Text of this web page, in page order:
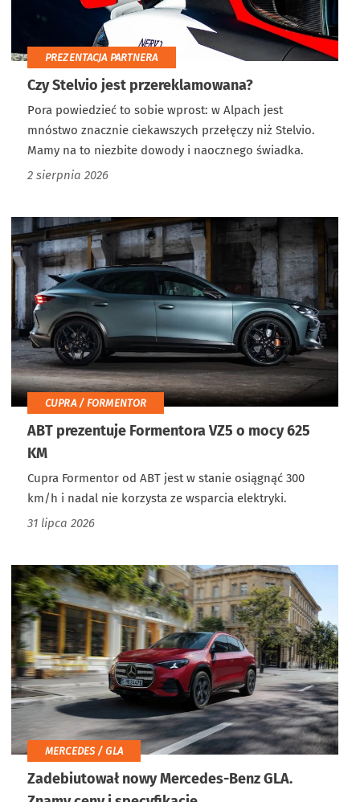
PREZENTACJA PARTNERA
Czy Stelvio jest przereklamowana?
Pora powiedzieć to sobie wprost: w Alpach jest
mnóstwo znacznie ciekawszych przełęczy niż Stelvio.
Mamy na to niezbite dowody i naocznego świadka.
2 sierpnia 2026
CUPRA / FORMENTOR
ABT prezentuje Formentora VZ5 o mocy 625
KM
Cupra Formentor od ABT jest w stanie osiągnąć 300
km/h i nadal nie korzysta ze wsparcia elektryki.
31 lipca 2026
MERCEDES / GLA
Zadebiutował nowy Mercedes-Benz GLA.